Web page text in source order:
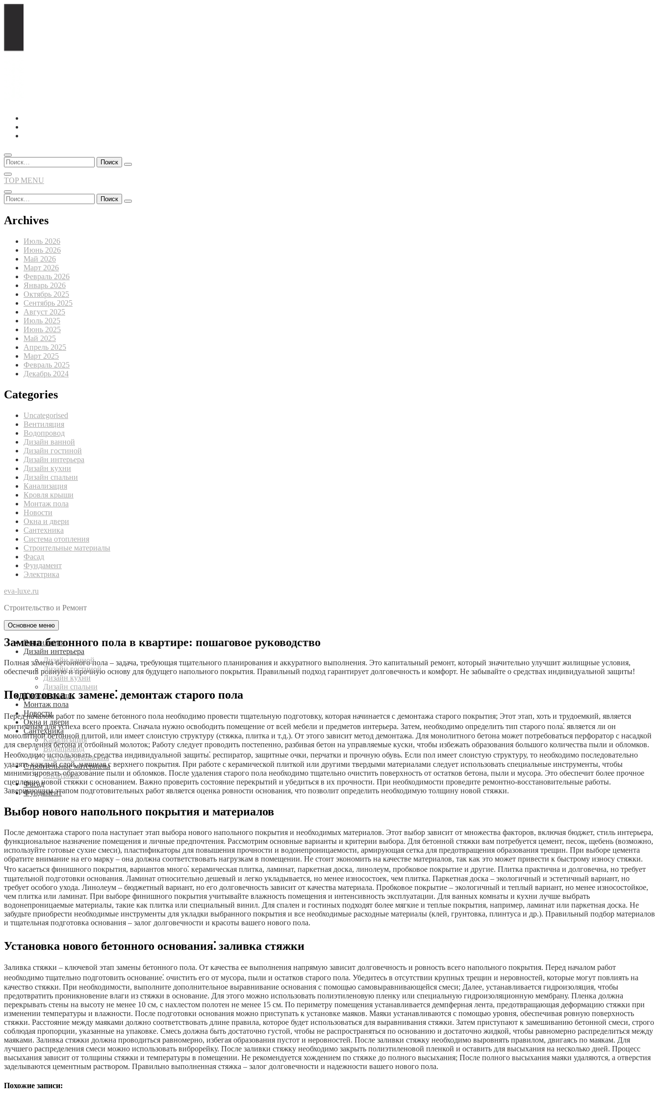
Перейти
содержимому
Найти:
TOP MENU
Найти:
Archives
Июль 2026
Июнь 2026
Май 2026
Март 2026
Февраль 2026
Январь 2026
Октябрь 2025
Сентябрь 2025
Август 2025
Июль 2025
Июнь 2025
Май 2025
Апрель 2025
Март 2025
Февраль 2025
Декабрь 2024
Categories
Uncategorised
Вентиляция
Водопровод
Дизайн ванной
Дизайн гостиной
Дизайн интерьера
Дизайн кухни
Дизайн спальни
Канализация
Кровля крыши
Монтаж пола
Новости
Окна и двери
Сантехника
Система отопления
Строительные материалы
Фасад
Фундамент
Электрика
eva-luxe.ru
Строительство и Ремонт
Основное меню
Вентиляция
Дизайн интерьера
Дизайн ванной
Дизайн гостиной
Дизайн кухни
Дизайн спальни
Кровля крыши
Монтаж пола
Новости
Окна и двери
Сантехника
Канализация
Водопровод
Система отопления
Строительные материалы
Электрика
Фасад
Фундамент
Замена бетонного пола в квартире: пошаговое руководство
Полная замена бетонного пола – задача, требующая тщательного планирования и аккуратного выполнения. Это капитальный ремонт, который значительно улучшит жилищные условия,
обеспечив ровную и прочную основу для будущего напольного покрытия. Правильный подход гарантирует долговечность и комфорт. Не забывайте о средствах индивидуальной защиты!
Подготовка к замене⁚ демонтаж старого пола
Перед началом работ по замене бетонного пола необходимо провести тщательную подготовку, которая начинается с демонтажа старого покрытия; Этот этап, хоть и трудоемкий, является
критичным для успеха всего проекта. Сначала нужно освободить помещение от всей мебели и предметов интерьера. Затем, необходимо определить тип старого пола⁚ является ли он
монолитной бетонной плитой, или имеет слоистую структуру (стяжка, плитка и т.д.). От этого зависит метод демонтажа. Для монолитного бетона может потребоваться перфоратор с насадкой
для сверления бетона и отбойный молоток; Работу следует проводить постепенно, разбивая бетон на управляемые куски, чтобы избежать образования большого количества пыли и обломков.
Необходимо использовать средства индивидуальной защиты⁚ респиратор, защитные очки, перчатки и прочную обувь. Если пол имеет слоистую структуру, то необходимо последовательно
удалять каждый слой, начиная с верхнего покрытия. При работе с керамической плиткой или другими твердыми материалами следует использовать специальные инструменты, чтобы
минимизировать образование пыли и обломков. После удаления старого пола необходимо тщательно очистить поверхность от остатков бетона, пыли и мусора. Это обеспечит более прочное
сцепление новой стяжки с основанием. Важно проверить состояние перекрытий и убедиться в их прочности. При необходимости проведите ремонтно-восстановительные работы.
Завершающим этапом подготовительных работ является оценка ровности основания, что позволит определить необходимую толщину новой стяжки.
Выбор нового напольного покрытия и материалов
После демонтажа старого пола наступает этап выбора нового напольного покрытия и необходимых материалов. Этот выбор зависит от множества факторов, включая бюджет, стиль интерьера,
функциональное назначение помещения и личные предпочтения. Рассмотрим основные варианты и критерии выбора. Для бетонной стяжки вам потребуется цемент, песок, щебень (возможно,
используйте готовые сухие смеси), пластификаторы для повышения прочности и водонепроницаемости, армирующая сетка для предотвращения образования трещин. При выборе цемента
обратите внимание на его марку – она должна соответствовать нагрузкам в помещении. Не стоит экономить на качестве материалов, так как это может привести к быстрому износу стяжки.
Что касаеться финишного покрытия, вариантов много⁚ керамическая плитка, ламинат, паркетная доска, линолеум, пробковое покрытие и другие. Плитка практична и долговечна, но требует
тщательной подготовки основания. Ламинат относительно дешевый и легко укладывается, но менее износостоек, чем плитка. Паркетная доска – экологичный и эстетичный вариант, но
требует особого ухода. Линолеум – бюджетный вариант, но его долговечность зависит от качества материала. Пробковое покрытие – экологичный и теплый вариант, но менее износостойкое,
чем плитка или ламинат. При выборе финишного покрытия учитывайте влажность помещения и интенсивность эксплуатации. Для ванных комнаты и кухни лучше выбрать
водонепроницаемые материалы, такие как плитка или специальный винил. Для спален и гостиных подходят более мягкие и теплые покрытия, например, ламинат или паркетная доска. Не
забудьте приобрести необходимые инструменты для укладки выбранного покрытия и все необходимые расходные материалы (клей, грунтовка, плинтуса и др.). Правильный подбор материалов
и тщательная подготовка основания – залог долговечности и красоты вашего нового пола.
Установка нового бетонного основания⁚ заливка стяжки
Заливка стяжки – ключевой этап замены бетонного пола. От качества ее выполнения напрямую зависит долговечность и ровность всего напольного покрытия. Перед началом работ
необходимо тщательно подготовить основание⁚ очистить его от мусора, пыли и остатков старого пола. Убедитесь в отсутствии крупных трещин и неровностей, которые могут повлиять на
качество стяжки. При необходимости, выполните дополнительное выравнивание основания с помощью самовыравнивающейся смеси; Далее, устанавливается гидроизоляция, чтобы
предотвратить проникновение влаги из стяжки в основание. Для этого можно использовать полиэтиленовую пленку или специальную гидроизоляционную мембрану. Пленка должна
перекрывать стены на высоту не менее 10 см, с нахлестом полотен не менее 15 см. По периметру помещения устанавливается демпферная лента, предотвращающая деформацию стяжки при
изменении температуры и влажности. После подготовки основания можно приступать к установке маяков. Маяки устанавливаются с помощью уровня, обеспечивая ровную поверхность
стяжки. Расстояние между маяками должно соответствовать длине правила, которое будет использоваться для выравнивания стяжки. Затем приступают к замешиванию бетонной смеси, строго
соблюдая пропорции, указанные на упаковке. Смесь должна быть достаточно густой, чтобы не распространяться по основанию и достаточно жидкой, чтобы равномерно распределиться между
маяками. Заливка стяжки должна проводиться равномерно, избегая образования пустот и неровностей. После заливки стяжку необходимо выровнять правилом, двигаясь по маякам. Для
лучшего распределения смеси можно использовать виброрейку. После заливки стяжку необходимо закрыть полиэтиленовой пленкой и оставить для высыхания на несколько дней. Процесс
высыхания зависит от толщины стяжки и температуры в помещении. Не рекомендуется хождением по стяжке до полного высыхания; После полного высыхания маяки удаляются, а отверстия
заделываются цементным раствором. Правильно выполненная стяжка – залог долговечности и надежности вашего нового пола.
Похожие записи: